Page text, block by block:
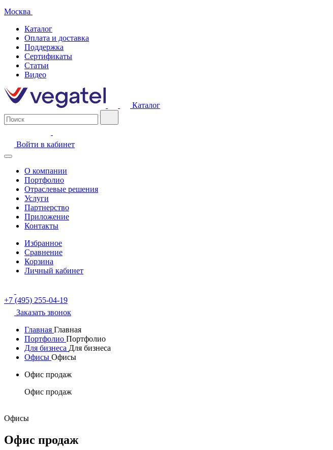
Москва
Каталог
Оплата и доставка
Поддержка
Сертификаты
Статьи
Видео
Каталог
Войти в кабинет
О компании
Портфолио
Отраслевые решения
Услуги
Партнерство
Приложение
Контакты
Избранное
Сравнение
Корзина
Личный кабинет
+7 (495) 255-04-19
Заказать звонок
Главная Главная
Портфолио Портфолио
Для бизнеса Для бизнеса
Офисы Офисы
Офис продаж
Офис продаж
Офисы
Офис продаж